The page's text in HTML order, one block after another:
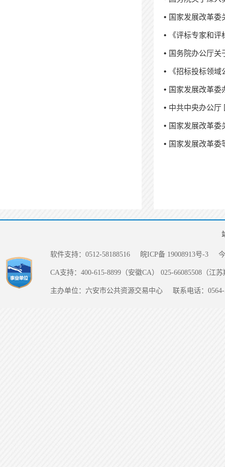
国家发展改革
《评标专家和
国务院办公厅
《招标投标领
国家发展改革
中共中央办公厅
国家发展改革
国家发展改革委
软件支持：0512-58188516 皖ICP备 19008913号-3
CA支持：400-615-8899（安徽CA） 025-66085508（江
主办单位：六安市公共资源交易中心 联系电话：0564-